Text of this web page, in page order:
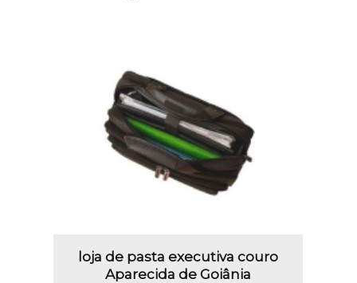
loja de pasta executiva couro
Aparecida de Goiânia